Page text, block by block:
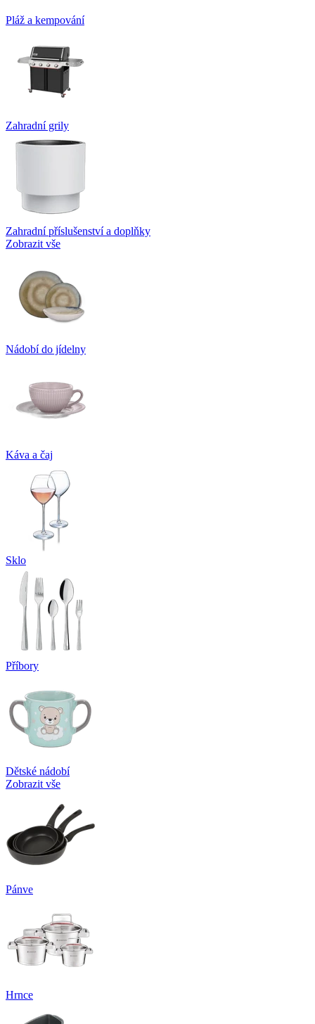
Pláž a kempování
Zahradní grily
Zahradní příslušenství a doplňky
Zobrazit vše
Nádobí do jídelny
Káva a čaj
Sklo
Příbory
Dětské nádobí
Zobrazit vše
Pánve
Hrnce